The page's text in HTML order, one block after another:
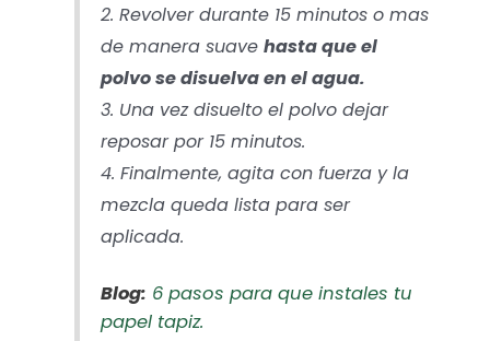
2. Revolver durante 15 minutos o mas
de manera suavehasta que el
polvo se disuelva en el agua.
3. Una vez disuelto el polvo dejar
reposar por 15 minutos.
4. Finalmente, agita con fuerza y la
mezcla queda lista para ser
aplicada.
Blog: 6 pasos para que instales tu
papel tapiz.